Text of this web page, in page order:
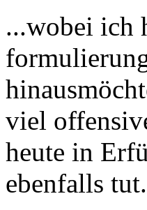
...wobei ich
viel
heute in
ebenfalls